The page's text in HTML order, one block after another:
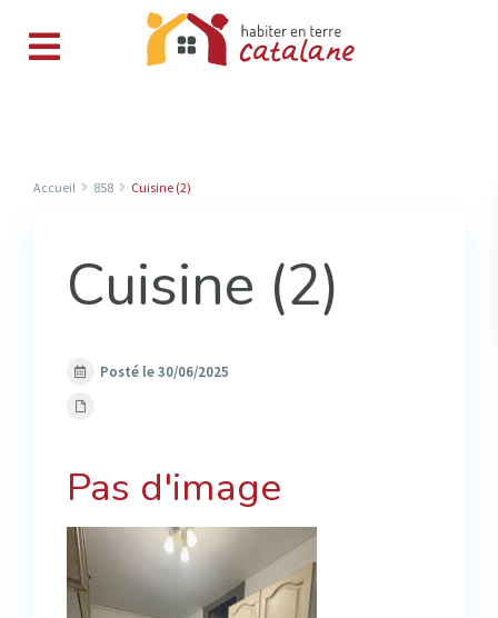
Accueil 858 Cuisine (2)
Cuisine (2)
Posté le 30/06/2025
Pas d'image